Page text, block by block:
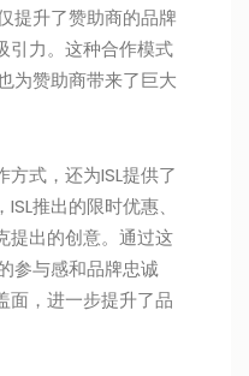
提升了赞助商的品牌
引力。这种合作模式
为赞助商带来了巨大
式，还为ISL提供了
推出的限时优惠、
提出的创意。通过这
参与感和品牌忠诚
面，进一步提升了品